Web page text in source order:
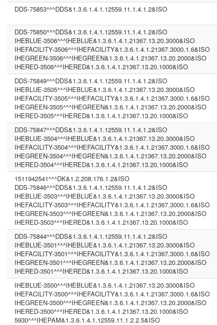
DDS-75853^^^DDS&1.3.6.1.4.1.12559.11.1.4.1.2&ISO
DDS-75850^^^DDS&1.3.6.1.4.1.12559.11.1.4.1.2&ISO
IHEBLUE-3506^^^IHEBLUE&1.3.6.1.4.1.21367.13.20.3000&ISO
IHEFACILITY-3506^^^IHEFACILITY&1.3.6.1.4.1.21367.3000.1.6&ISO
IHEGREEN-3506^^^IHEGREEN&1.3.6.1.4.1.21367.13.20.2000&ISO
IHERED-3506^^^IHERED&1.3.6.1.4.1.21367.13.20.1000&ISO
DDS-75849^^^DDS&1.3.6.1.4.1.12559.11.1.4.1.2&ISO
IHEBLUE-3505^^^IHEBLUE&1.3.6.1.4.1.21367.13.20.3000&ISO
IHEFACILITY-3505^^^IHEFACILITY&1.3.6.1.4.1.21367.3000.1.6&ISO
IHEGREEN-3505^^^IHEGREEN&1.3.6.1.4.1.21367.13.20.2000&ISO
IHERED-3505^^^IHERED&1.3.6.1.4.1.21367.13.20.1000&ISO
DDS-75847^^^DDS&1.3.6.1.4.1.12559.11.1.4.1.2&ISO
IHEBLUE-3504^^^IHEBLUE&1.3.6.1.4.1.21367.13.20.3000&ISO
IHEFACILITY-3504^^^IHEFACILITY&1.3.6.1.4.1.21367.3000.1.6&ISO
IHEGREEN-3504^^^IHEGREEN&1.3.6.1.4.1.21367.13.20.2000&ISO
IHERED-3504^^^IHERED&1.3.6.1.4.1.21367.13.20.1000&ISO
1511942541^^^DK&1.2.208.176.1.2&ISO
DDS-75846^^^DDS&1.3.6.1.4.1.12559.11.1.4.1.2&ISO
IHEBLUE-3503^^^IHEBLUE&1.3.6.1.4.1.21367.13.20.3000&ISO
IHEFACILITY-3503^^^IHEFACILITY&1.3.6.1.4.1.21367.3000.1.6&ISO
IHEGREEN-3503^^^IHEGREEN&1.3.6.1.4.1.21367.13.20.2000&ISO
IHERED-3503^^^IHERED&1.3.6.1.4.1.21367.13.20.1000&ISO
DDS-75844^^^DDS&1.3.6.1.4.1.12559.11.1.4.1.2&ISO
IHEBLUE-3501^^^IHEBLUE&1.3.6.1.4.1.21367.13.20.3000&ISO
IHEFACILITY-3501^^^IHEFACILITY&1.3.6.1.4.1.21367.3000.1.6&ISO
IHEGREEN-3501^^^IHEGREEN&1.3.6.1.4.1.21367.13.20.2000&ISO
IHERED-3501^^^IHERED&1.3.6.1.4.1.21367.13.20.1000&ISO
IHEBLUE-3500^^^IHEBLUE&1.3.6.1.4.1.21367.13.20.3000&ISO
IHEFACILITY-3500^^^IHEFACILITY&1.3.6.1.4.1.21367.3000.1.6&ISO
IHEGREEN-3500^^^IHEGREEN&1.3.6.1.4.1.21367.13.20.2000&ISO
IHERED-3500^^^IHERED&1.3.6.1.4.1.21367.13.20.1000&ISO
5930^^^IHEPAM&1.3.6.1.4.1.12559.11.1.2.2.5&ISO